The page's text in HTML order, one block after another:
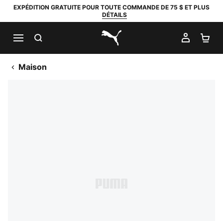
EXPÉDITION GRATUITE POUR TOUTE COMMANDE DE 75 $ ET PLUS
DÉTAILS
PUMA.com
MON
Maison